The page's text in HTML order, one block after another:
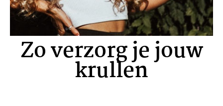
Zo verzorg je jouw
krullen